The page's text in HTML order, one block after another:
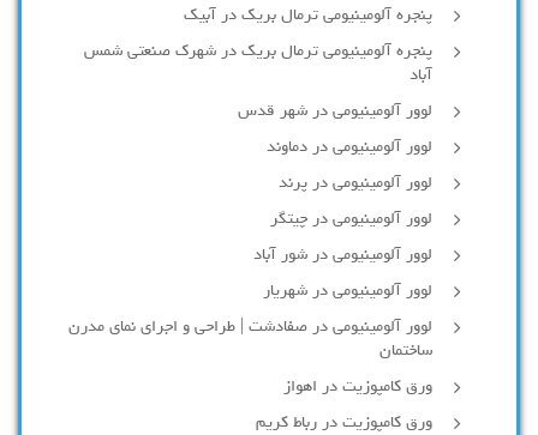
پنجره آلومینیومی ترمال بریک در آبیک
پنجره آلومینیومی ترمال بریک در شهرک صنعتی شمس
آباد
لوور آلومینیومی در شهر قدس
لوور آلومینیومی در دماوند
لوور آلومینیومی در پرند
لوور آلومینیومی در چیتگر
لوور آلومینیومی در شور آباد
لوور آلومينيومي در شهريار
لوور آلومینیومی در صفادشت | طراحی و اجرای نمای مدرن
ساختمان
ورق کامپوزیت در اهواز
ورق کامپوزیت در رباط کریم